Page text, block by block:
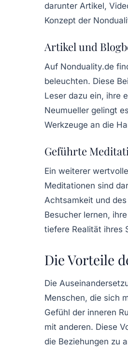
darunter Artikel,
Konzept der
Artikel und
Auf Nonduality.de
beleuchten. Diese
Leser dazu ein, ihre
Neumueller gelingt
Werkzeuge an die
Geführte
Ein weiterer
Meditationen sind
Achtsamkeit und
Besucher lernen,
tiefere Realität ihres
Die Vorteile
Die
Menschen, die sich
Gefühl der inneren
mit anderen. Diese
die Beziehungen zu